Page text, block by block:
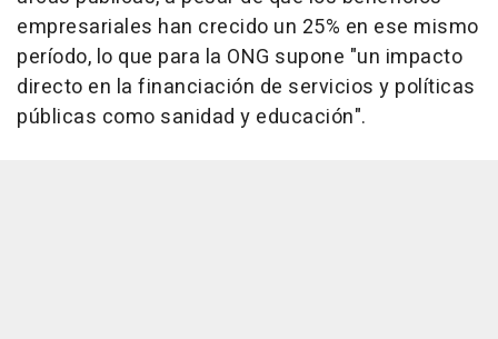
empresariales han crecido un 25% en ese mismo
período, lo que para la ONG supone "un impacto
directo en la financiación de servicios y políticas
públicas como sanidad y educación".